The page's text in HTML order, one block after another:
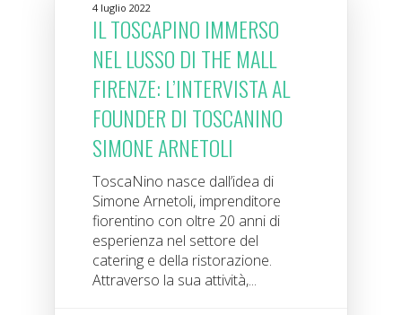
4 luglio 2022
IL TOSCAPINO IMMERSO
NEL LUSSO DI THE MALL
FIRENZE: L’INTERVISTA AL
FOUNDER DI TOSCANINO
SIMONE ARNETOLI
ToscaNino nasce dall’idea di
Simone Arnetoli, imprenditore
fiorentino con oltre 20 anni di
esperienza nel settore del
catering e della ristorazione.
Attraverso la sua attività,...